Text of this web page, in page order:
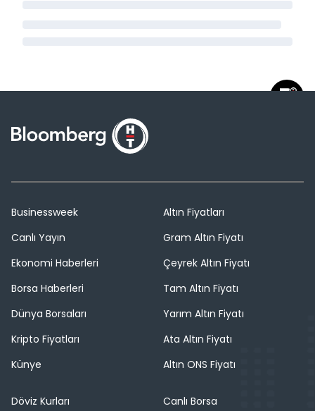
Businessweek
Canlı Yayın
Ekonomi Haberleri
Borsa Haberleri
Dünya Borsaları
Kripto Fiyatları
Künye
Altın Fiyatları
Gram Altın Fiyatı
Çeyrek Altın Fiyatı
Tam Altın Fiyatı
Yarım Altın Fiyatı
Ata Altın Fiyatı
Altın ONS Fiyatı
Döviz Kurları
Canlı Borsa